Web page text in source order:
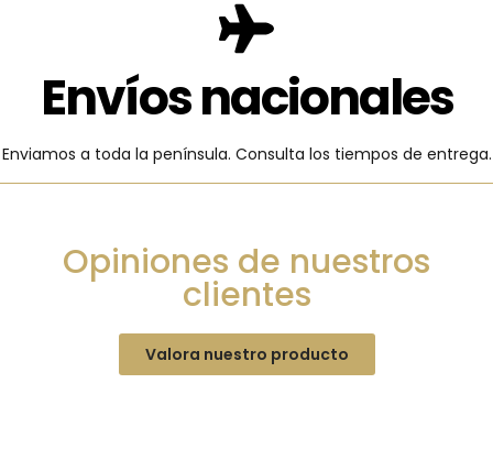
Envíos nacionales
Enviamos a toda la península. Consulta los tiempos de entrega.
Opiniones de nuestros
clientes
Valora nuestro producto